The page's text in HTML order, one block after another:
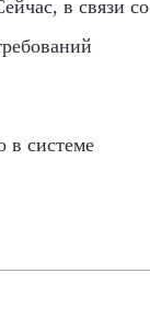
в связи со
в системе